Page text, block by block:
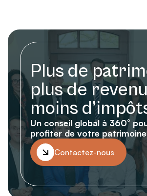
Plus de
plus de
moins
Un conseil global à 360°
profiter de votre patrimoine
Contactez-nous